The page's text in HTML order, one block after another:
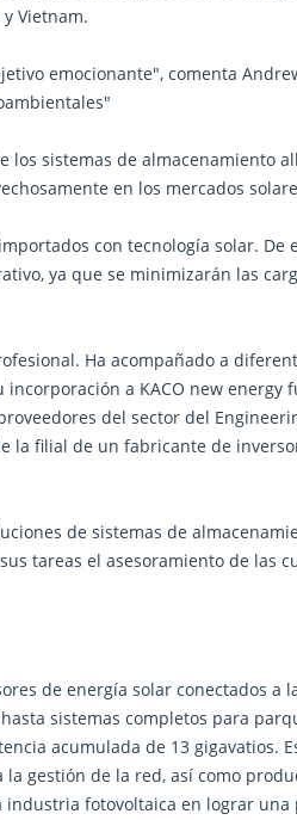
Vietnam.
emocionante", comenta
sistemas de almacenamiento
en los mercados
con tecnología solar. De
ya que se minimizarán las
Ha acompañado a
a KACO new energy
del sector del
la filial de un fabricante de
de sistemas de
tareas el asesoramiento de las
de energía solar conectados a
sistemas completos para
acumulada de 13 gigavatios.
gestión de la red, así como
industria fotovoltaica en lograr una